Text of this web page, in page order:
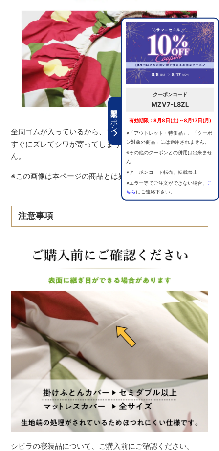
期間限定クーポン
クーポンコード
MZV7-L8ZL
有効期限：8月8日(土)～8月17日(月)
※「アウトレット・特価品」、「クーポ
ン対象外商品」には適用されません。
※その他のクーポンとの併用は出来ませ
ん
※クーポンコード転売、転載禁止
※エラー等でご注文ができない場合、
こ
ちらにご連絡下さい。
全周ゴムが入っているから、マットレスにしっかり固定！
すぐにズレてシワが寄ってしまう..といった心配もありませ
ん。
※この画像は本ページの商品とは異なります。
注意事項
シビラの寝装品について、ご購入前にご確認ください。